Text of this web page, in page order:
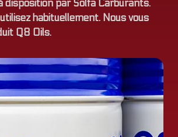
disposition par Solfa Carburants.
habituellement. Nous vous
Q8 Oils.